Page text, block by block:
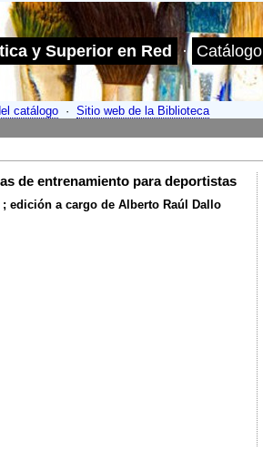
y Superior en Red · Catálogo
catálogo · Sitio web de la Biblioteca
de entrenamiento para deportistas
edición a cargo de Alberto Raúl Dallo